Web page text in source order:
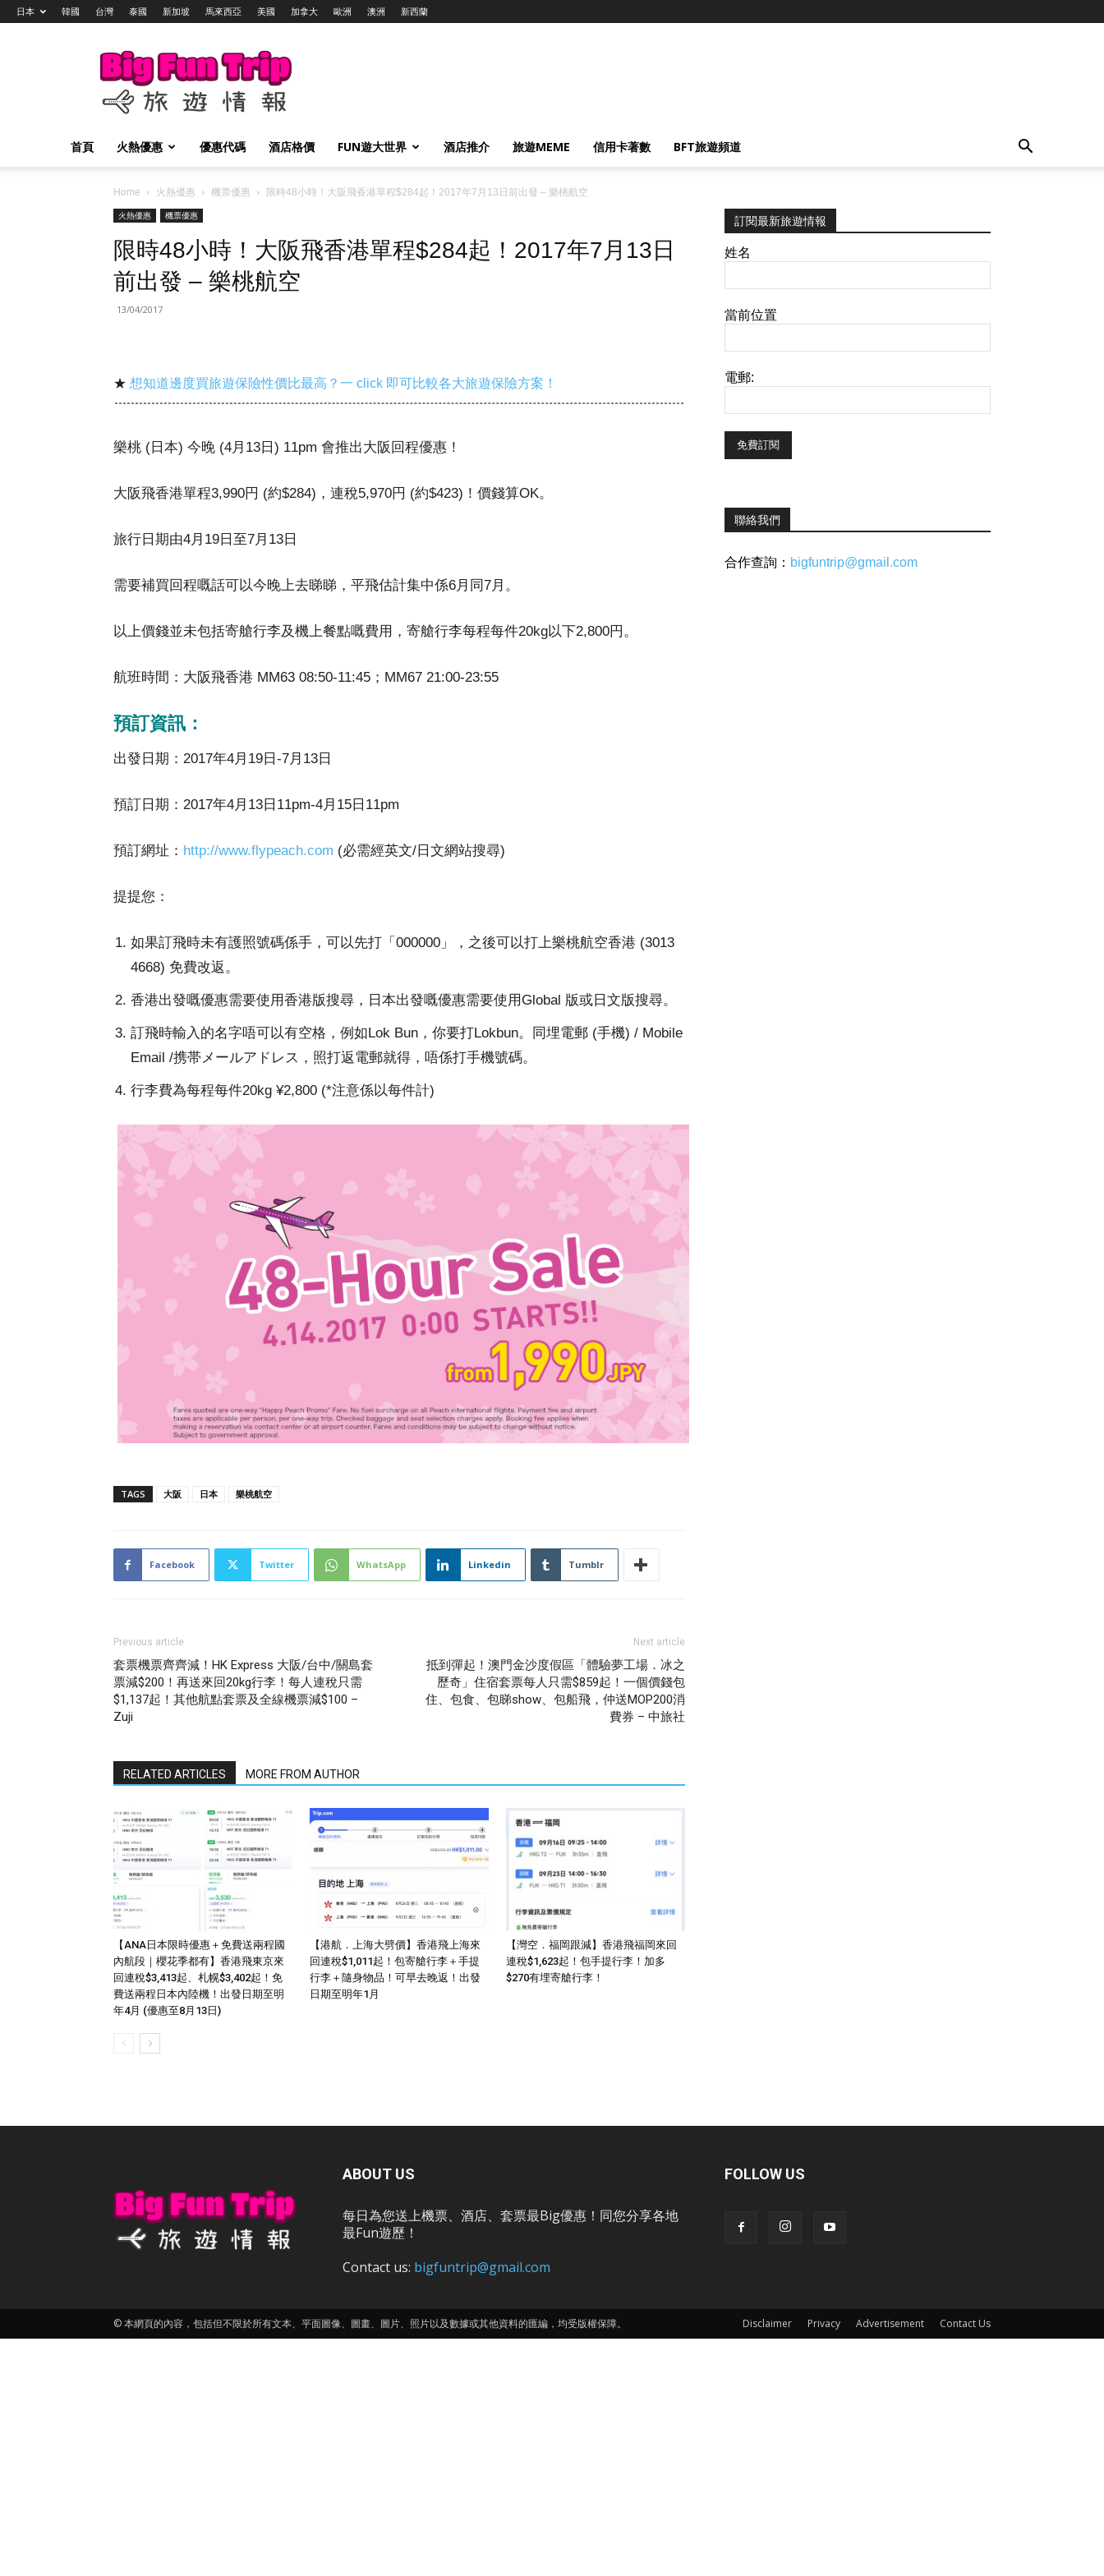
日本 韓國 台灣 泰國 新加坡 馬來西亞 美國 加拿大 歐洲 澳洲 新西蘭
Big
Trip
旅
情
報
首頁 火熱優惠 優惠代碼 酒店格價 FUN遊大世界 酒店推介 旅遊MEME 信用卡著數 BFT旅遊頻道
Home 火熱優惠 機票優惠
限時48小時！大阪飛香港單程$284起！2017年7月13日前出發 – 樂桃航空
火熱優惠
機票優惠
限時48小時！大阪飛香港單程$284起！2017年7月13日
前出發 – 樂桃航空
13/04/2017
★ 想知道邊度買旅遊保險性價比最高？一 click 即可比較各大旅遊保險方案！
樂桃 (日本) 今晚 (4月13日) 11pm 會推出大阪回程優惠！
大阪飛香港單程3,990円 (約$284)，連稅5,970円 (約$423)！價錢算OK。
旅行日期由4月19日至7月13日
需要補買回程嘅話可以今晚上去睇睇，平飛估計集中係6月同7月。
以上價錢並未包括寄艙行李及機上餐點嘅費用，寄艙行李每程每件20kg以下2,800円。
航班時間：大阪飛香港 MM63 08:50-11:45；MM67 21:00-23:55
預訂資訊：
出發日期：2017年4月19日-7月13日
預訂日期：2017年4月13日11pm-4月15日11pm
預訂網址： http://www.flypeach.com (必需經英文/日文網站搜尋)
提提您：
如果訂飛時未有護照號碼係手，可以先打「000000」，之後可以打上樂桃航空香港 (3013
4668) 免費改返。
香港出發嘅優惠需要使用香港版搜尋，日本出發嘅優惠需要使用Global 版或日文版搜尋。
訂飛時輸入的名字唔可以有空格，例如Lok Bun，你要打Lokbun。同埋電郵 (手機) / Mobile
Email /携帯メールアドレス，照打返電郵就得，唔係打手機號碼。
行李費為每程每件20kg ¥2,800 (*注意係以每件計)
TAGS 大阪 日本 樂桃航空
Facebook Twitter WhatsApp Linkedin Tumblr
Previous article
套票機票齊齊減！HK Express 大阪/台中/關島套
票減$200！再送來回20kg行李！每人連稅只需
$1,137起！其他航點套票及全線機票減$100 –
Zuji
Next article
抵到彈起！澳門金沙度假區「體驗夢工場．冰之
歷奇」住宿套票每人只需$859起！一個價錢包
住、包食、包睇show、包船飛，仲送MOP200消
費券 – 中旅社
RELATED ARTICLES MORE FROM AUTHOR
【ANA日本限時優惠＋免費送兩程國
內航段｜櫻花季都有】香港飛東京來
回連稅$3,413起、札幌$3,402起！免
費送兩程日本內陸機！出發日期至明
年4月 (優惠至8月13日)
【港航．上海大劈價】香港飛上海來
回連稅$1,011起！包寄艙行李＋手提
行李＋隨身物品！可早去晚返！出發
日期至明年1月
【灣空．福岡跟減】香港飛福岡來回
連稅$1,623起！包手提行李！加多
$270有埋寄艙行李！
訂閱最新旅遊情報
姓名
當前位置
電郵:
聯絡我們
合作查詢： bigfuntrip@gmail.com
ABOUT US
每日為您送上機票、酒店、套票最Big優惠！同您分享各地
最Fun遊歷！
Contact us: bigfuntrip@gmail.com
FOLLOW US
Disclaimer Privacy Advertisement Contact Us
© 本網頁的內容，包括但不限於所有文本、平面圖像、圖畫、圖片、照片以及數據或其他資料的匯編，均受版權保障。